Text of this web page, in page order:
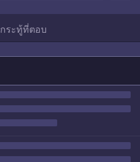
กระทู้ที่ตอบ